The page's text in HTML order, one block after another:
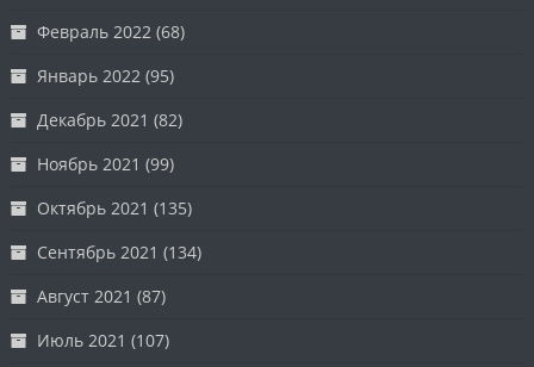
Февраль 2022 (68)
Январь 2022 (95)
Декабрь 2021 (82)
Ноябрь 2021 (99)
Октябрь 2021 (135)
Сентябрь 2021 (134)
Август 2021 (87)
Июль 2021 (107)